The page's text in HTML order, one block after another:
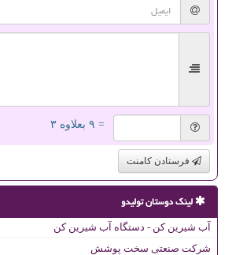
= ۹ بعلاوه ۳
فرستادن کامنت
لینک دوستان تولیدو
آب شیرین کن - دستگاه آب شیرین کن
شرکت صنعتی سخت پوشش